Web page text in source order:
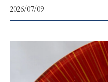
2026/07/09